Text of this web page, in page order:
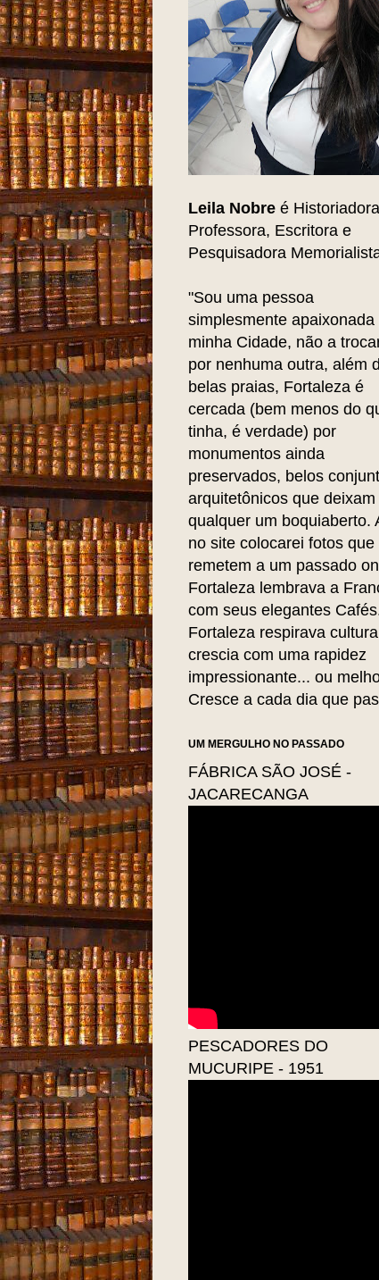
Leila Nobre é
Professora, Escritora e
Pesquisadora
"Sou uma pessoa
simplesmente apaixonada
minha Cidade, não a
por nenhuma outra, além
belas praias, Fortaleza é
cercada (bem menos do
tinha, é verdade) por
monumentos ainda
preservados, belos
arquitetônicos que deixam
qualquer um boquiaberto.
no site colocarei fotos que
remetem a um passado
Fortaleza lembrava a
com seus elegantes
Fortaleza respirava
crescia com uma rapidez
impressionante... ou
Cresce a cada dia que
UM MERGULHO NO PASSADO
FÁBRICA SÃO JOSÉ -
JACARECANGA
PESCADORES DO
MUCURIPE - 1951